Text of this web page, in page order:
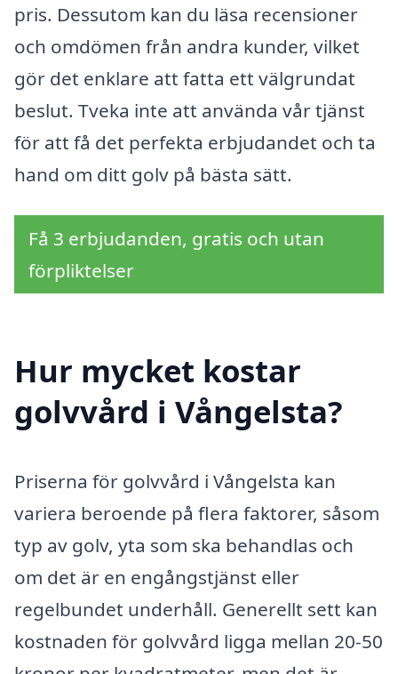
pris. Dessutom kan du läsa recensioner
och omdömen från andra kunder, vilket
gör det enklare att fatta ett välgrundat
beslut. Tveka inte att använda vår tjänst
för att få det perfekta erbjudandet och ta
hand om ditt golv på bästa sätt.
Få 3 erbjudanden, gratis och utan
förpliktelser
Hur mycket kostar
golvvård i Vångelsta?
Priserna för golvvård i Vångelsta kan
variera beroende på flera faktorer, såsom
typ av golv, yta som ska behandlas och
om det är en engångstjänst eller
regelbundet underhåll. Generellt sett kan
kostnaden för golvvård ligga mellan 20-50